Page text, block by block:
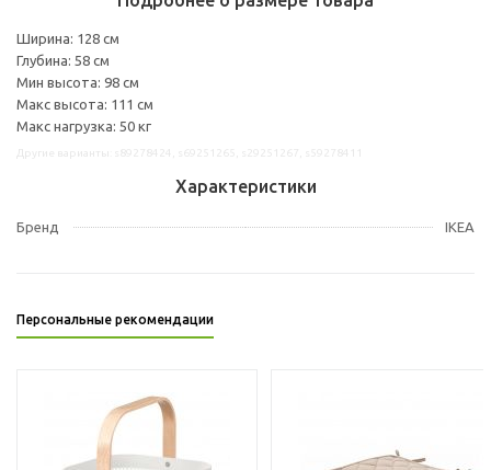
Ширина: 128 см
Глубина: 58 см
Мин высота: 98 см
Макс высота: 111 см
Макс нагрузка: 50 кг
Характеристики
Бренд IKEA
Персональные рекомендации